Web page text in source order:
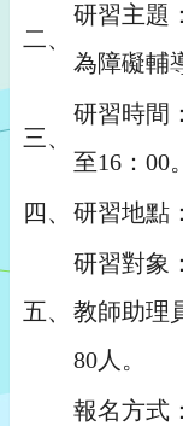
二、
研習主題
為障礙輔
三、
研習時間
至16：00。
四、 研習地點
五、
研習對象
教師助理
80人。
報名方式